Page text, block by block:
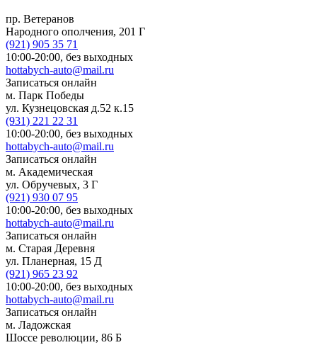
пр. Ветеранов
Народного ополчения, 201 Г
(921) 905 35 71
10:00-20:00, без выходных
hottabych-auto@mail.ru
Записаться онлайн
м. Парк Победы
ул. Кузнецовская д.52 к.15
(931) 221 22 31
10:00-20:00, без выходных
hottabych-auto@mail.ru
Записаться онлайн
м. Академическая
ул. Обручевых, 3 Г
(921) 930 07 95
10:00-20:00, без выходных
hottabych-auto@mail.ru
Записаться онлайн
м. Старая Деревня
ул. Планерная, 15 Д
(921) 965 23 92
10:00-20:00, без выходных
hottabych-auto@mail.ru
Записаться онлайн
м. Ладожская
Шоссе революции, 86 Б